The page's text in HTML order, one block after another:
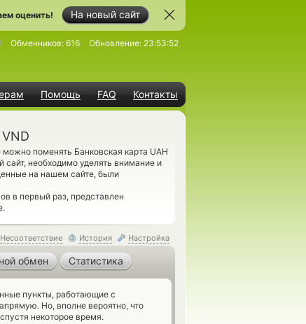
На новый сайт
оценить!
Помощь FAQ Контакты
Обменников: 616 Обновление: 23:53:52
поменять Банковская карта UAH
необходимо уделять внимание и
на нашем сайте, были
в первый раз, представлен
Несоответствие История Настройка
обмен Статистика
пункты, работающие с
Но, вполне вероятно, что
некоторое время.